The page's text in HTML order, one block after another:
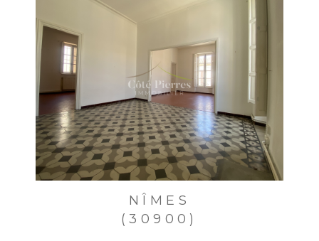
* champs obligatoires
J'AI PRIS CONNAISSANCE DE LA
POLITIQUE DE CONFIDENTIALITÉ ET
DES INFORMATIONS RELATIVES AU
TRAITEMENT DE MES DONNÉES
PERSONNELLES **
NÎMES
(30900)